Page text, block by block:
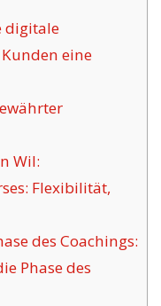
digitale
eine
Wil:
Flexibilität,
des Coachings:
Phase des